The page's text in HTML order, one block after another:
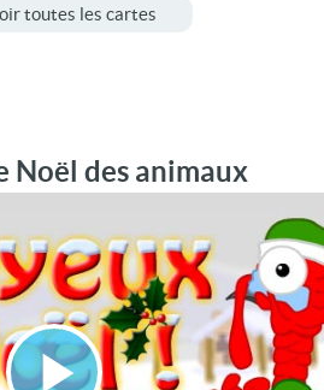
toutes les cartes
Noël des animaux